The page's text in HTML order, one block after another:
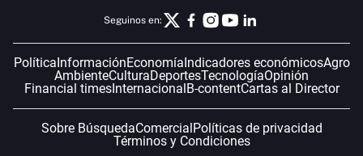
Seguinos en:
Política InformaciónEconomía Indicadores económicosAgro
AmbienteCulturaDeportesTecnologíaOpinión
Financial timesInternacional B-contentCartas al Director
Sobre BúsquedaComercial Políticas de privacidad
Términos y Condiciones